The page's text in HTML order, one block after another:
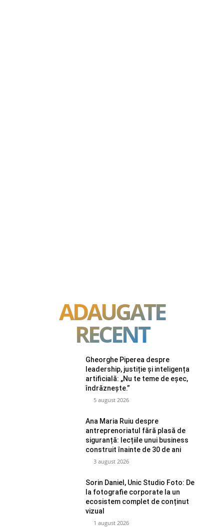
ADAUGATE
RECENT
Gheorghe Piperea despre
leadership, justiție și inteligența
artificială: „Nu te teme de eșec,
îndrăznește.”
5 august 2026
Ana Maria Ruiu despre
antreprenoriatul fără plasă de
siguranță: lecțiile unui business
construit înainte de 30 de ani
3 august 2026
Sorin Daniel, Unic Studio Foto: De
la fotografie corporate la un
ecosistem complet de conținut
vizual
1 august 2026